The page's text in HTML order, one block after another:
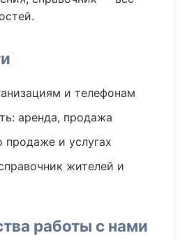
и телефонам
аренда, продажа
продаже и услугах
жителей и
работы с нами